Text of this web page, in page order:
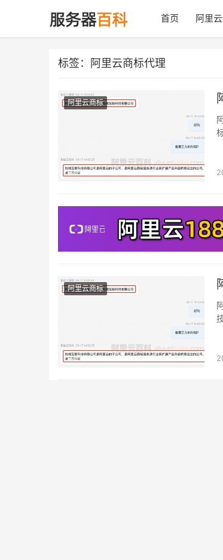
首页 阿里
标签：阿里云商标代理
阿里云商标
阿里云商标